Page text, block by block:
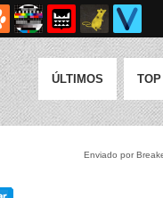
ÚLTIMOS
Enviado por